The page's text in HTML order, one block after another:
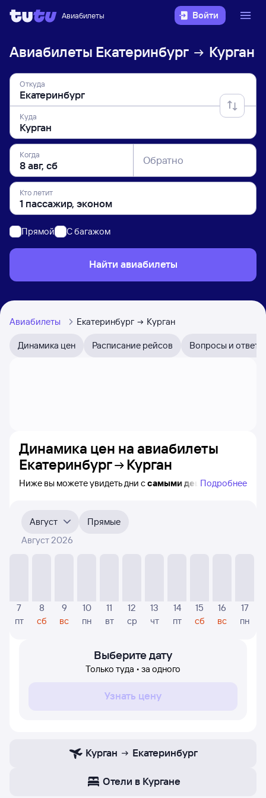
Авиабилеты Войти
Авиабилеты Екатеринбург Курган
Откуда
Куда
Когда Обратно
Кто летит
Прямой C багажом
Найти авиабилеты
Авиабилеты Екатеринбург Курган
Динамика цен Расписание рейсов Вопросы и ответы
Динамика цен на авиабилеты
Екатеринбург
Курган
Ниже вы можете увидеть дни ссамыми дешёвыми
месяцы. Выберите дату, перейдите по клику к поиску
билетов на самолёт и просмотру
Если никто не искал авиабилетов по маршруту
Екатеринбург — Курган, то цены могут отсутствовать
частично или полностью. В этом случае заполните
Подробнее
Август
Прямые
Август 2026
7
пт
8
сб
9
вс
10
пн
11
вт
12
ср
13
чт
14
пт
15
сб
16
вс
17
пн
Выберите дату
Только туда • за одного
Узнать цену
Курган Екатеринбург
Отели в Кургане